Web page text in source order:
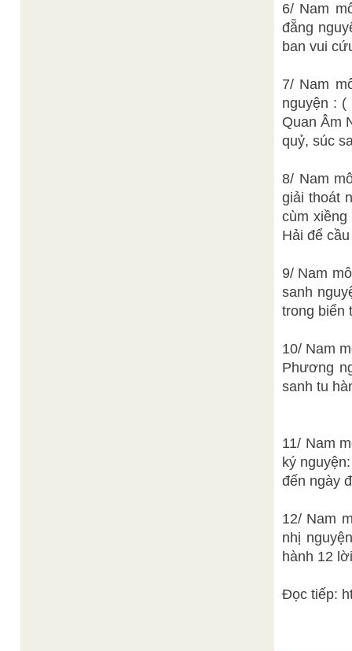
6/ Nam
đẵng
ban vui
7/ Nam
nguyện : (
Quan Âm
quỷ, súc
8/ Nam
giải thoát
cùm
Hải để
9/ Nam
sanh
trong biển
10/ Nam
Phương
sanh tu
11/ Nam
ký
đến ngày
12/ Nam
nhị
hành 12
Đọc tiếp: